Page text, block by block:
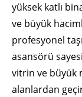
yüksek katlı
ve büyük
profesyonel
asansörü
vitrin ve büyük
alanlardan